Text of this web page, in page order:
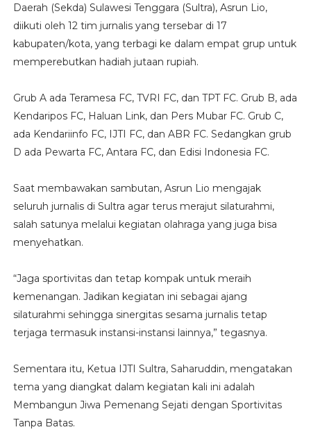
Daerah (Sekda) Sulawesi Tenggara (Sultra), Asrun Lio,
diikuti oleh 12 tim jurnalis yang tersebar di 17
kabupaten/kota, yang terbagi ke dalam empat grup untuk
memperebutkan hadiah jutaan rupiah.
Grub A ada Teramesa FC, TVRI FC, dan TPT FC. Grub B, ada
Kendaripos FC, Haluan Link, dan Pers Mubar FC. Grub C,
ada Kendariinfo FC, IJTI FC, dan ABR FC. Sedangkan grub
D ada Pewarta FC, Antara FC, dan Edisi Indonesia FC.
Saat membawakan sambutan, Asrun Lio mengajak
seluruh jurnalis di Sultra agar terus merajut silaturahmi,
salah satunya melalui kegiatan olahraga yang juga bisa
menyehatkan.
“Jaga sportivitas dan tetap kompak untuk meraih
kemenangan. Jadikan kegiatan ini sebagai ajang
silaturahmi sehingga sinergitas sesama jurnalis tetap
terjaga termasuk instansi-instansi lainnya,” tegasnya.
Sementara itu, Ketua IJTI Sultra, Saharuddin, mengatakan
tema yang diangkat dalam kegiatan kali ini adalah
Membangun Jiwa Pemenang Sejati dengan Sportivitas
Tanpa Batas.